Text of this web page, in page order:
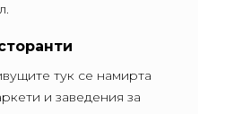
тук се намирта
и заведения за